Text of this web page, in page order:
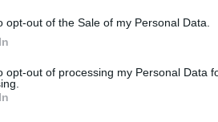
opt-out of the Sale of my Personal Data.
opt-out of processing my Personal Data